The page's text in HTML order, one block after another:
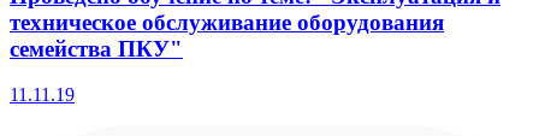
техническое обслуживание оборудования
семейства ПКУ"
11.11.19